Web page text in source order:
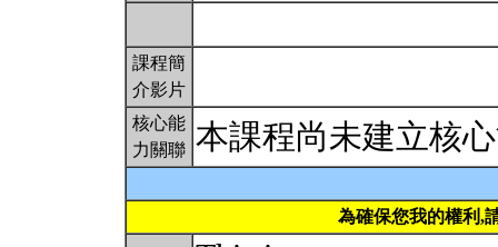
課程簡
介影片
核心能
力關聯 本課程尚未建立核
為確保您我的權利,